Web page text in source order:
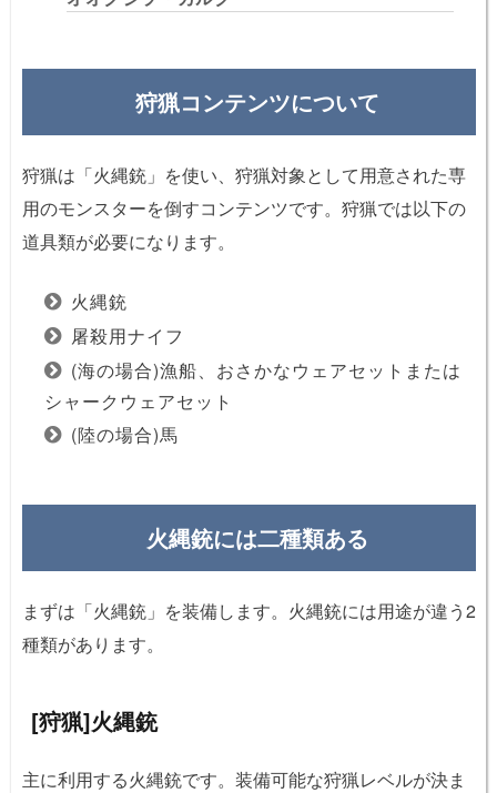
狩猟コンテンツについて
狩猟は「火縄銃」を使い、狩猟対象として用意された専
用のモンスターを倒すコンテンツです。狩猟では以下の
道具類が必要になります。
火縄銃
屠殺用ナイフ
(海の場合)漁船、おさかなウェアセットまたは
シャークウェアセット
(陸の場合)馬
火縄銃には二種類ある
まずは「火縄銃」を装備します。火縄銃には用途が違う2
種類があります。
[狩猟]火縄銃
主に利用する火縄銃です。装備可能な狩猟レベルが決ま